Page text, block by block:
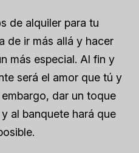
de alquiler para tu
de ir más allá y hacer
más especial. Al fin y
será el amor que tú y
dar un toque
al banquete hará que